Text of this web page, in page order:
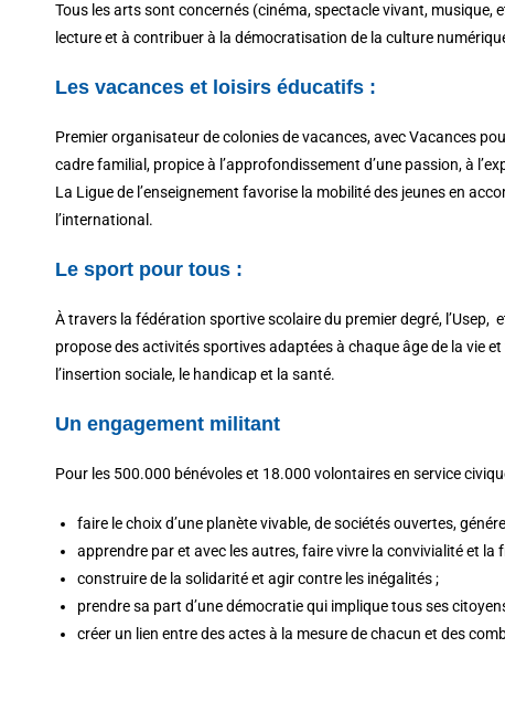
Tous les arts sont concernés (cinéma, spectacle vivant, musique,
lecture et à contribuer à la démocratisation de la culture
Les vacances et loisirs éducatifs :
Premier organisateur de colonies de vacances, avec Vacances
cadre familial, propice à l’approfondissement d’une passion, à
La Ligue de l’enseignement favorise la mobilité des jeunes en
l’international.
Le sport pour tous :
À travers la fédération sportive scolaire du premier degré,
propose des activités sportives adaptées à chaque âge de la vie
l’insertion sociale, le handicap et la santé.
Un engagement militant
Pour les 500.000 bénévoles et 18.000 volontaires en service
faire le choix d’une planète vivable, de sociétés ouvertes,
apprendre par et avec les autres, faire vivre la convivialité et la
construire de la solidarité et agir contre les inégalités ;
prendre sa part d’une démocratie qui implique tous ses
créer un lien entre des actes à la mesure de chacun et des